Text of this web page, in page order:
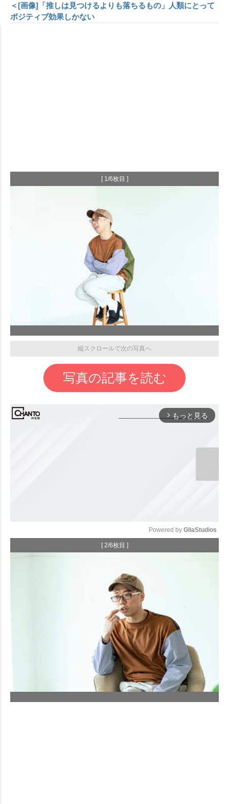
＜[画像]「推しは見つけるよりも落ちるもの」人類にとって
ポジティブ効果しかない
[ 1/6枚目 ]
縦スクロールで次の写真へ
写真の記事を読む
arrow_forward_ios もっと見る
Powered by GliaStudios
[ 2/6枚目 ]